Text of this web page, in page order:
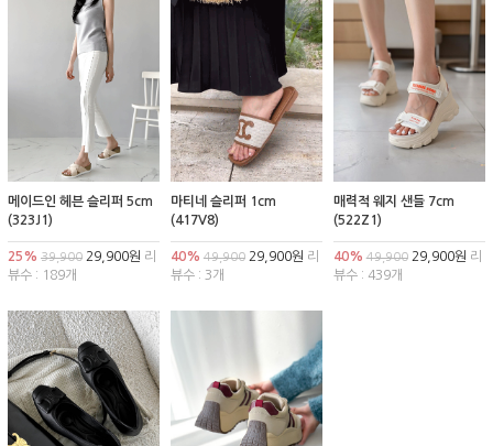
메이드인 헤븐 슬리퍼 5cm
(323J1)
25% 39,900 29,900원 리
뷰수 : 189개
마티네 슬리퍼 1cm
(417V8)
40% 49,90029,900원 리
뷰수 : 3개
매력적 웨지 샌들 7cm
(522Z1)
40% 49,90029,900원 리
뷰수 : 439개